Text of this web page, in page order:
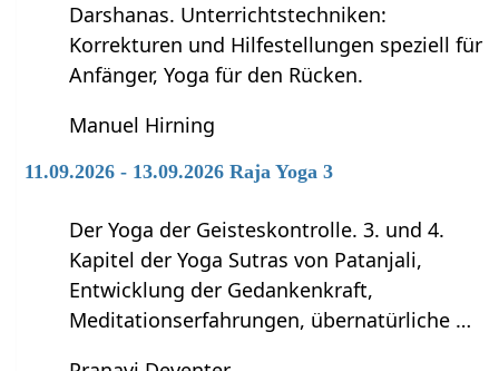
Darshanas. Unterrichtstechniken:
Korrekturen und Hilfestellungen speziell für
Anfänger, Yoga für den Rücken.
Manuel Hirning
11.09.2026 - 13.09.2026 Raja Yoga 3
Der Yoga der Geisteskontrolle. 3. und 4.
Kapitel der Yoga Sutras von Patanjali,
Entwicklung der Gedankenkraft,
Meditationserfahrungen, übernatürliche …